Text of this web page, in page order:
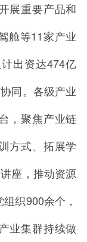
展重要产品和
舱等11家产业
出资达474亿
同。各级产业
，聚焦产业链
方式、拓展学
座，推动资源
织900余个，
业集群持续做